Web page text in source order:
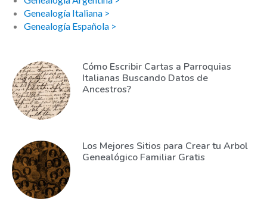
Genealogía Italiana >
Genealogía Española >
Cómo Escribir Cartas a Parroquias
Italianas Buscando Datos de
Ancestros?
Los Mejores Sitios para Crear tu Arbol
Genealógico Familiar Gratis